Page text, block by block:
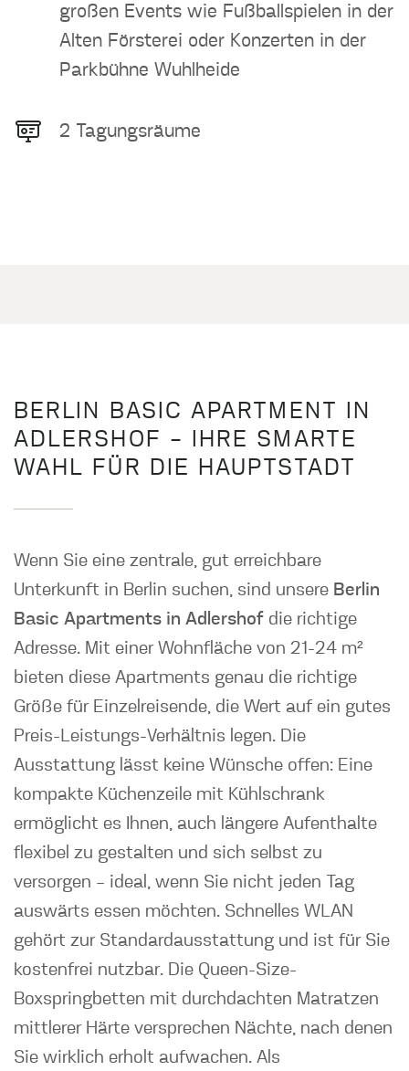
großen Events wie Fußballspielen in der
Alten Försterei oder Konzerten in der
Parkbühne Wuhlheide
2 Tagungsräume
BERLIN BASIC APARTMENT IN
ADLERSHOF – IHRE SMARTE
WAHL FÜR DIE HAUPTSTADT
Wenn Sie eine zentrale, gut erreichbare
Unterkunft in Berlin suchen, sind unsere Berlin
Basic Apartments in Adlershof die richtige
Adresse. Mit einer Wohnfläche von 21-24 m²
bieten diese Apartments genau die richtige
Größe für Einzelreisende, die Wert auf ein gutes
Preis-Leistungs-Verhältnis legen. Die
Ausstattung lässt keine Wünsche offen: Eine
kompakte Küchenzeile mit Kühlschrank
ermöglicht es Ihnen, auch längere Aufenthalte
flexibel zu gestalten und sich selbst zu
versorgen – ideal, wenn Sie nicht jeden Tag
auswärts essen möchten. Schnelles WLAN
gehört zur Standardausstattung und ist für Sie
kostenfrei nutzbar. Die Queen-Size-
Boxspringbetten mit durchdachten Matratzen
mittlerer Härte versprechen Nächte, nach denen
Sie wirklich erholt aufwachen. Als